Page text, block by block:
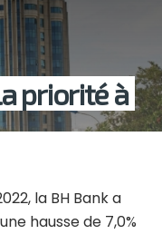
priorité à
la BH Bank a
hausse de 7,0%